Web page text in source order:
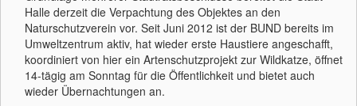
Halle derzeit die Verpachtung des Objektes an den
Naturschutzverein vor. Seit Juni 2012 ist der BUND bereits im
Umweltzentrum aktiv, hat wieder erste Haustiere angeschafft,
koordiniert von hier ein Artenschutzprojekt zur Wildkatze, öffnet
14-tägig am Sonntag für die Öffentlichkeit und bietet auch
wieder Übernachtungen an.